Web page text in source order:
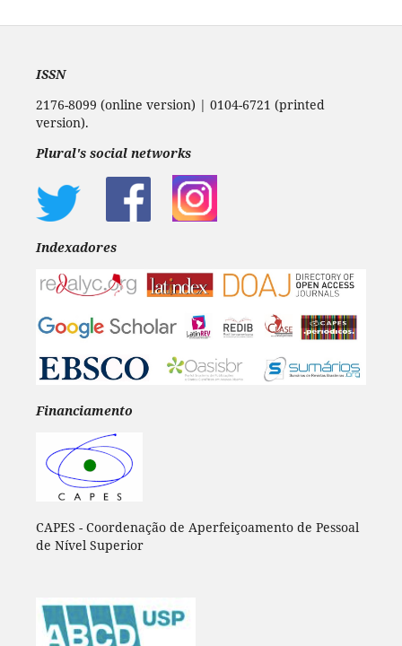
ISSN
2176-8099 (online version) | 0104-6721 (printed
version).
Plural's social networks
Indexadores
Financiamento
CAPES - Coordenação de Aperfeiçoamento de Pessoal
de Nível Superior